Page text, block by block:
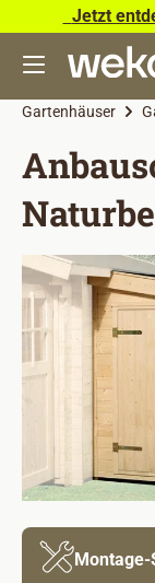
Zum Hauptinhalt
Jetzt
Gartenhäuser
Bildergalerie
Montage-